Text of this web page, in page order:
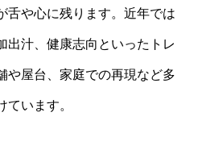
舌や心に残ります。近年では
出汁、健康志向といったトレ
や屋台、家庭での再現など多
います。